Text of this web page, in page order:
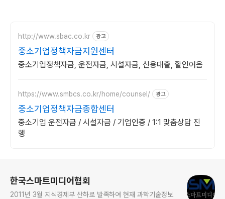
http://www.sbac.co.kr 광고
중소기업정책자금지원센터
중소기업정책자금, 운전자금, 시설자금, 신용대출, 할인어음
https://www.smbcs.co.kr/home/counsel/ 광고
중소기업정책자금종합센터
중소기업 운전자금 / 시설자금 / 기업인증 / 1:1 맞춤상담 진
행
한국스마트미디어협회
2011년 3월 지식경제부 산하로 발족하여 현재 과학기술정보